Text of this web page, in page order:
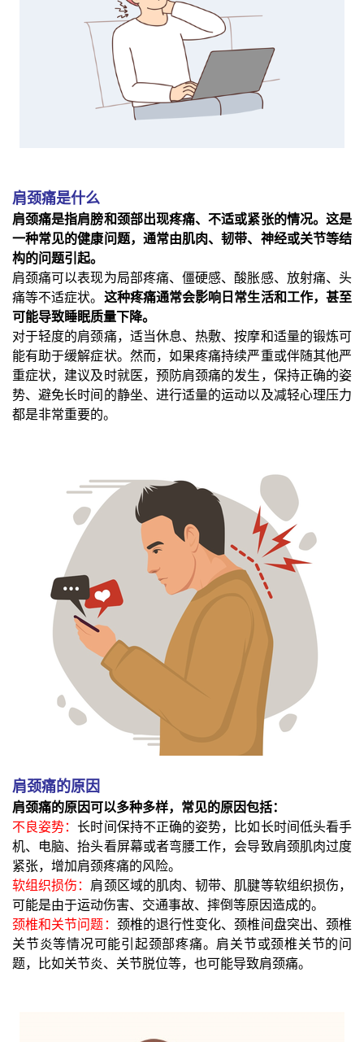
肩颈痛是什么
肩颈痛是指肩膀和颈部出现疼痛、不适或紧张的情况。这是
一种常见的健康问题，通常由肌肉、韧带、神经或关节等结
构的问题引起。
肩颈痛可以表现为局部疼痛、僵硬感、酸胀感、放射痛、头
痛等不适症状。 这种疼痛通常会影响日常生活和工作，甚至
可能导致睡眠质量下降。
对于轻度的肩颈痛，适当休息、热敷、按摩和适量的锻炼可
能有助于缓解症状。然而，如果疼痛持续严重或伴随其他严
重症状，建议及时就医，预防肩颈痛的发生，保持正确的姿
势、避免长时间的静坐、进行适量的运动以及减轻心理压力
都是非常重要的。
肩颈痛的原因
肩颈痛的原因可以多种多样，常见的原因包括：
不良姿势：长时间保持不正确的姿势，比如长时间低头看手
机、电脑、抬头看屏幕或者弯腰工作，会导致肩颈肌肉过度
紧张，增加肩颈疼痛的风险。
软组织损伤： 肩颈区域的肌肉、韧带、肌腱等软组织损伤，
可能是由于运动伤害、交通事故、摔倒等原因造成的。
颈椎和关节问题： 颈椎的退行性变化、颈椎间盘突出、颈椎
关节炎等情况可能引起颈部疼痛。肩关节或颈椎关节的问
题，比如关节炎、关节脱位等，也可能导致肩颈痛。